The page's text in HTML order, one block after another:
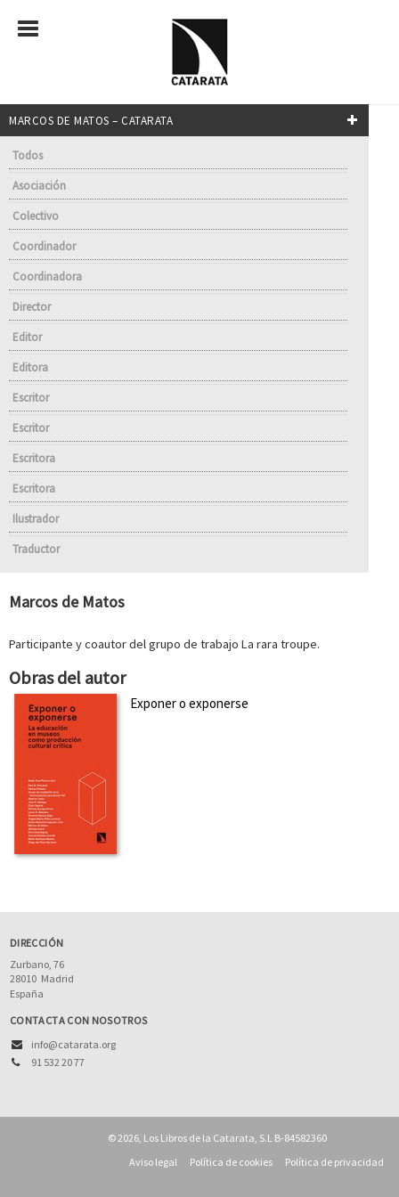
MARCOS DE MATOS – CATARATA
Todos
Asociación
Colectivo
Coordinador
Coordinadora
Director
Editor
Editora
Escritor
Escritor
Escritora
Escritora
Ilustrador
Traductor
Marcos de Matos
Participante y coautor del grupo de trabajo La rara troupe.
Obras del autor
Exponer o exponerse
DIRECCIÓN
Zurbano, 76
28010 Madrid
España
CONTACTA CON NOSOTROS
info@catarata.org
91 532 20 77
© 2026, Los Libros de la Catarata, S.L B-84582360
Aviso legal
Política de cookies Política de privacidad